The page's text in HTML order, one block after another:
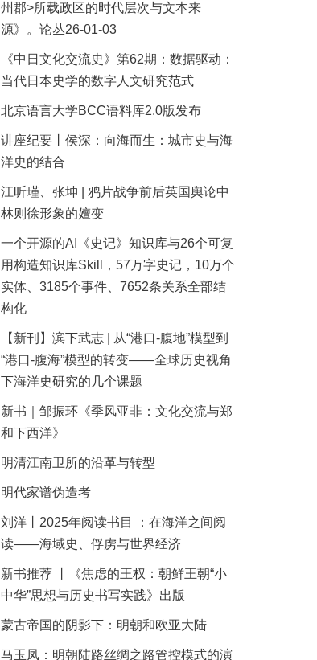
州郡>所载政区的时代层次与文本来
源》。论丛26-01-03
《中日文化交流史》第62期：数据驱动：
当代日本史学的数字人文研究范式
北京语言大学BCC语料库2.0版发布
讲座纪要丨侯深：向海而生：城市史与海
洋史的结合
江昕瑾、张坤 | 鸦片战争前后英国舆论中
林则徐形象的嬗变
一个开源的AI《史记》知识库与26个可复
用构造知识库Skill，57万字史记，10万个
实体、3185个事件、7652条关系全部结
构化
【新刊】滨下武志 | 从“港口-腹地”模型到
“港口-腹海”模型的转变——全球历史视角
下海洋史研究的几个课题
新书｜邹振环《季风亚非：文化交流与郑
和下西洋》
明清江南卫所的沿革与转型
明代家谱伪造考
刘洋丨2025年阅读书目 ：在海洋之间阅
读——海域史、俘虏与世界经济
新书推荐 丨《焦虑的王权：朝鲜王朝“小
中华”思想与历史书写实践》出版
蒙古帝国的阴影下：明朝和欧亚大陆
马玉凤：明朝陆路丝绸之路管控模式的演